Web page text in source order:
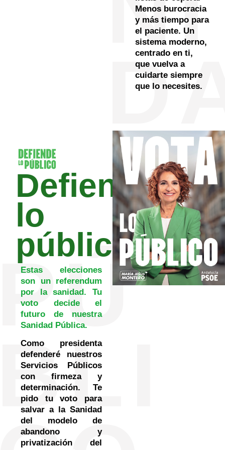
Menos burocracia
y más tiempo para
el paciente. Un
sistema moderno,
centrado en ti,
que vuelva a
cuidarte siempre
que lo necesites.
Defiende
lo
público
Estas elecciones
son un referendum
por la sanidad. Tu
voto decide el
futuro de nuestra
Sanidad Pública.
Como presidenta
defenderé nuestros
Servicios Públicos
con firmeza y
determinación. Te
pido tu voto para
salvar a la Sanidad
del modelo de
abandono y
privatización del